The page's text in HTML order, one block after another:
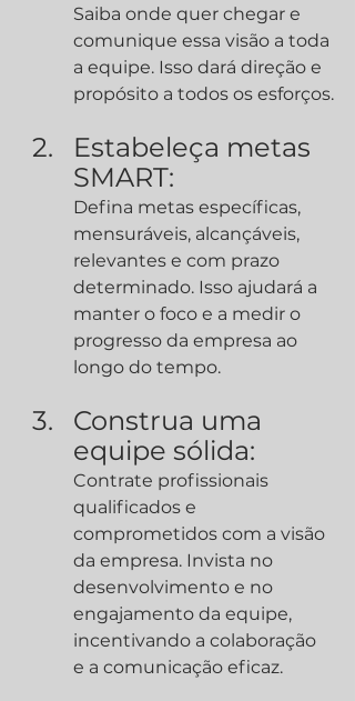
Saiba onde quer chegar e
comunique essa visão a toda
a equipe. Isso dará direção e
propósito a todos os esforços.
Estabeleça metas
SMART:
Defina metas específicas,
mensuráveis, alcançáveis,
relevantes e com prazo
determinado. Isso ajudará a
manter o foco e a medir o
progresso da empresa ao
longo do tempo.
Construa uma
equipe sólida:
Contrate profissionais
qualificados e
comprometidos com a visão
da empresa. Invista no
desenvolvimento e no
engajamento da equipe,
incentivando a colaboração
e a comunicação eficaz.